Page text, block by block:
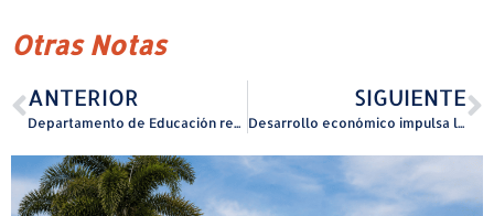
Otras Notas
ANTERIOR
Departamento de Educación respalda la designación de escuelas en desuso como refugios, sujeto a recomendaciones clave
SIGUIENTE
Desarrollo económico impulsa la investigación clínica en Puerto Rico con la expansión de FDI clinical research